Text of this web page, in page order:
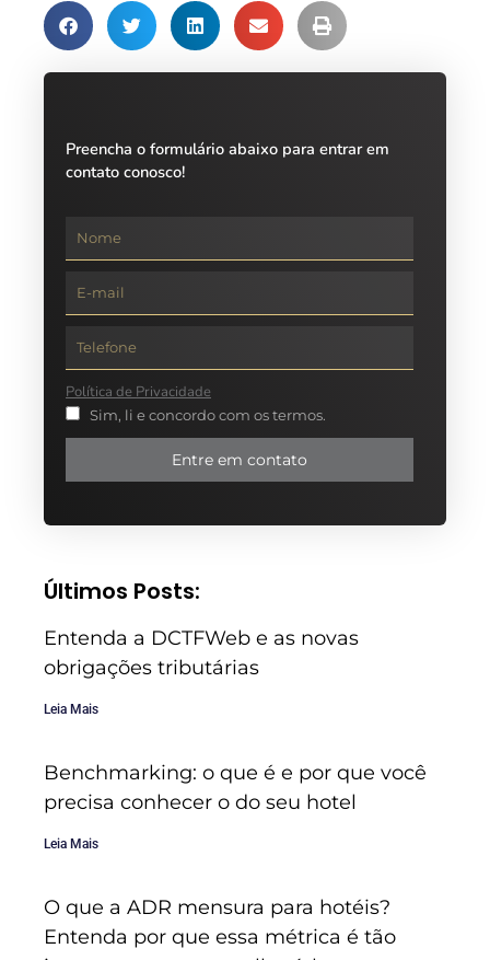
Preencha o formulário abaixo para entrar em
contato conosco!
Política de Privacidade
Sim, li e concordo com os termos.
Entre em contato
Últimos Posts:
Entenda a DCTFWeb e as novas
obrigações tributárias
Leia Mais
Benchmarking: o que é e por que você
precisa conhecer o do seu hotel
Leia Mais
O que a ADR mensura para hotéis?
Entenda por que essa métrica é tão